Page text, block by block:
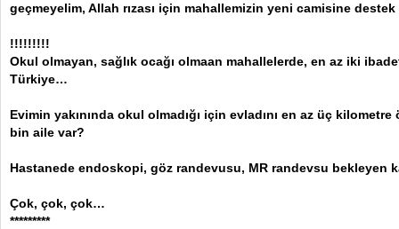
geçmeyelim, Allah rızası için mahallemizin yeni camisine
!!!!!!!!!
Okul olmayan, sağlık ocağı olmaan mahallelerde, en az iki
Türkiye…
Evimin yakınında okul olmadığı için evladını en az üç
bin aile var?
Hastanede endoskopi, göz randevusu, MR randevsu bekleyen
Çok, çok, çok…
*********